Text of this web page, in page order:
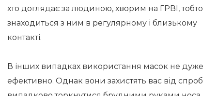
хто доглядає за людиною, хворим на ГРВІ, тобто
знаходиться з ним в регулярному і близькому
контакті.
В інших випадках використання масок не дуже
ефективно. Однак вони захистять вас від спроб